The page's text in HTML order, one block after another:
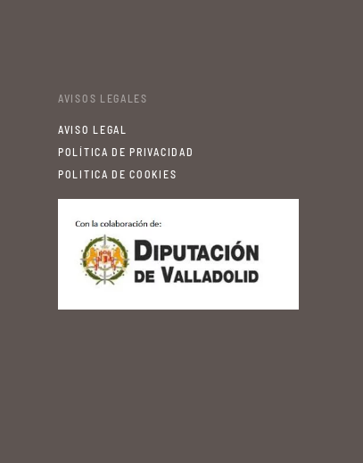
AVISOS LEGALES
AVISO LEGAL
POLÍTICA DE PRIVACIDAD
POLITICA DE COOKIES